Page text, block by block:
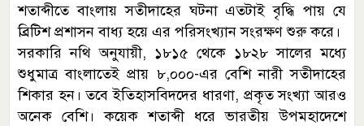
শতাব্দীতে বাংলায় সতীদাহের ঘটনা এতটাই বৃদ্ধি পায় যে
ব্রিটিশ প্রশাসন বাধ্য হয়ে এর পরিসংখ্যান সংরক্ষণ শুরু করে।
সরকারি নথি অনুযায়ী, ১৮১৫ থেকে ১৮২৮ সালের মধ্যে
শুধুমাত্র বাংলাতেই প্রায় ৮,০০০-এর বেশি নারী সতীদাহের
শিকার হন। তবে ইতিহাসবিদদের ধারণা, প্রকৃত সংখ্যা আরও
অনেক বেশি। কয়েক শতাব্দী ধরে ভারতীয় উপমহাদেশে